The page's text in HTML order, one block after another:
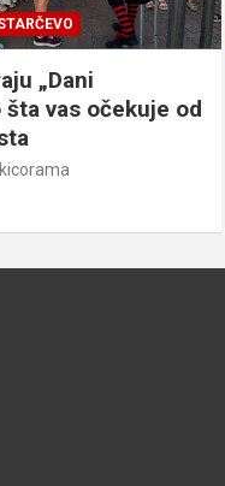
„Dani
šta vas očekuje od